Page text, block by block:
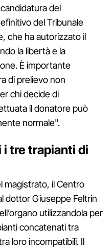
del
del Tribunale
che ha autorizzato il
la libertà e la
È importante
di prelievo non
chi decide di
il donatore può
normale".
i tre trapianti di
magistrato, il Centro
dottor Giuseppe Feltrin
utilizzandola per
concatenati tra
loro incompatibili. Il